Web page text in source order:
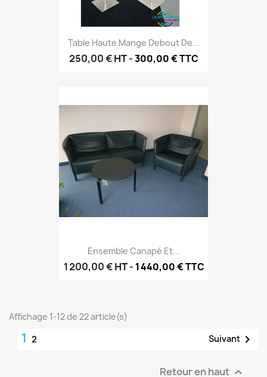
Table Haute Mange Debout De...
250,00 €HT-300,00 € TTC
Ensemble Canapé Et...
1 200,00 €HT- 1 440,00 € TTC
Affichage 1-12 de 22 article(s)
1 2 Suivant 
Retour en haut 